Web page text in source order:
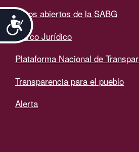
Accesibilidad
Datos abiertos de la SABG
Marco Jurídico
Plataforma Nacional de
Transparencia para el pueblo
Alerta